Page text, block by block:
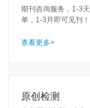
期刊咨询服务，1-3
单，1-3月即可见刊！
查看更多>
原创检测